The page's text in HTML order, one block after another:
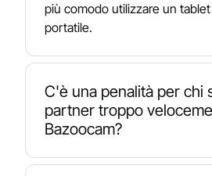
più comodo utilizzare un
portatile.
C'è una penalità per chi
partner troppo
Bazoocam?
Sì. Bazoocam può limitare